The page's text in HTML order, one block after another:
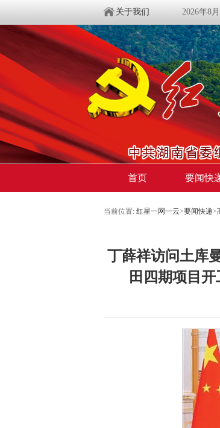
关于我们 2026年8
首页 要闻快
当前位置: 红星一网一云>要闻快递>
丁薛祥访问土库
田四期项目